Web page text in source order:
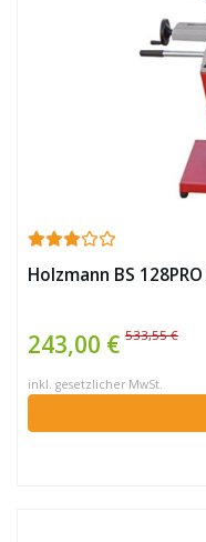
Holzmann BS 128PRO
243,00 € 533,55 €
inkl. gesetzlicher MwSt.